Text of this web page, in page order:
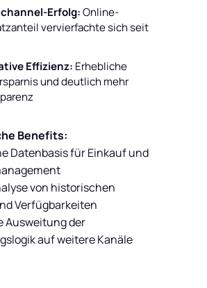
Erfolg:Online-
vervierfachte sich seit
Effizienz: Erhebliche
und deutlich mehr
Benefits:
Datenbasis für Einkauf und
von historischen
Verfügbarkeiten
Ausweitung der
auf weitere Kanäle